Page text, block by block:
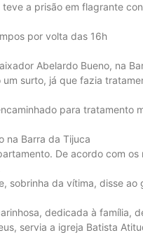
a prisão em flagrante
por volta das 16h
Abelardo Bueno, na
surto, já que fazia
para tratamento
na Barra da Tijuca
De acordo com os
sobrinha da vítima, disse ao
dedicada à família,
servia a igreja Batista